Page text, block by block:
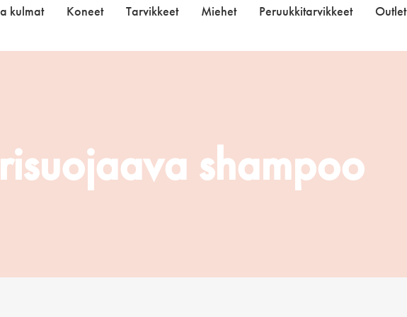
kulmat Koneet Tarvikkeet Miehet Peruukkitarvikkeet Outlet
shampoo